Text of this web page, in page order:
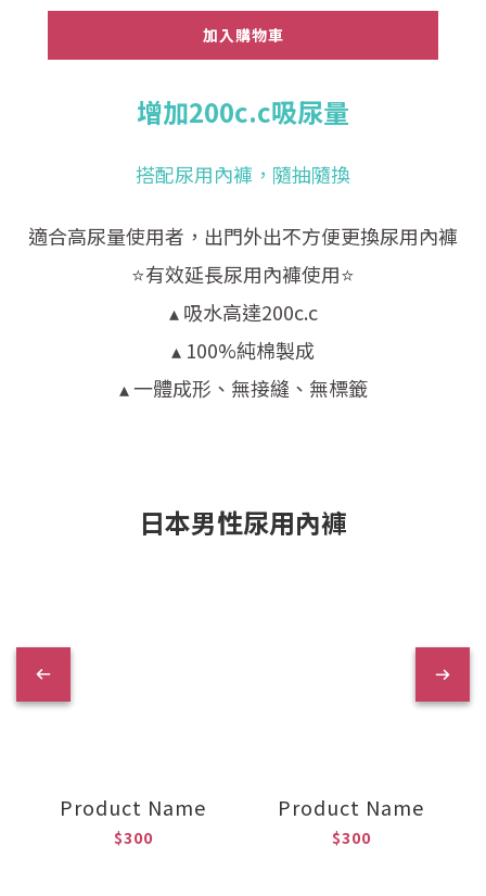
加入購物車
增加200c.c吸尿量
搭配尿用內褲，隨抽隨換
適合高尿量使用者，出門外出不方便更換尿用內褲
⭐有效延長尿用內褲使用⭐
▴ 吸水高達200c.c
▴ 100%純棉製成
▴ 一體成形、無接縫、無標籤
日本男性尿用內褲
Product Name
$300
Product Name
$300